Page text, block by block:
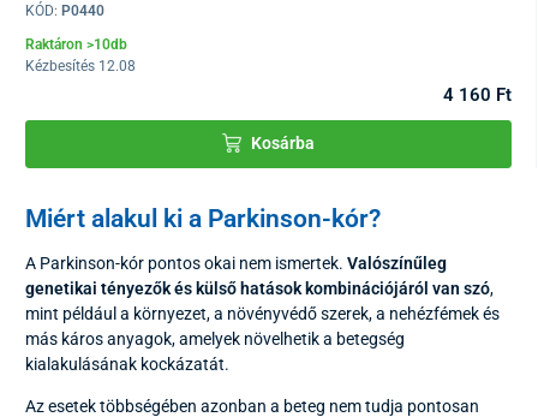
KÓD: P0440
Raktáron >10db
Kézbesítés 12.08
4 160 Ft
Kosárba
Miért alakul ki a Parkinson-kór?
A Parkinson-kór pontos okai nem ismertek. Valószínűleg
genetikai tényezők és külső hatások kombinációjáról van szó,
mint például a környezet, a növényvédő szerek, a nehézfémek és
más káros anyagok, amelyek növelhetik a betegség
kialakulásának kockázatát.
Az esetek többségében azonban a beteg nem tudja pontosan